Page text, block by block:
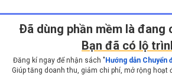
Ðã dùng phần mềm là đang
Bạn đã có lộ
Đăng kí ngay để nhận sách " Hướng dẫn
Giúp tăng doanh thu, giảm chi phí, mở rộng hoạt